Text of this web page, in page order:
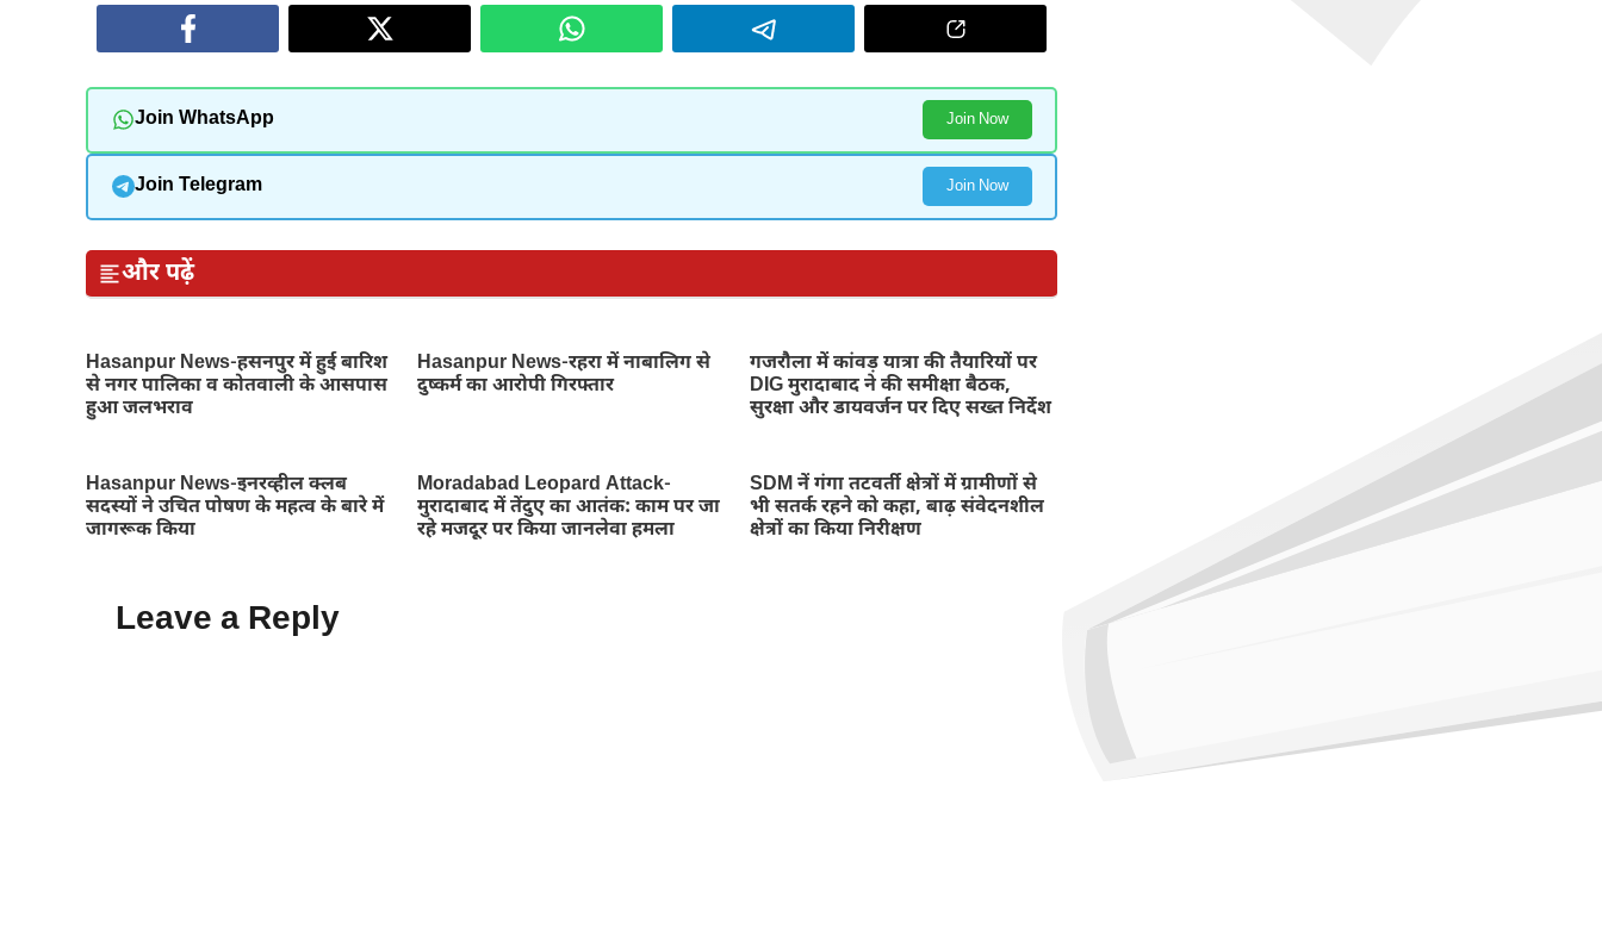
Join WhatsApp Join Now
Join Telegram Join Now
और पढ़ें
Hasanpur News-हसनपुर में हुई बारिश
से नगर पालिका व कोतवाली के आसपास
हुआ जलभराव
Hasanpur News-रहरा में नाबालिग से
दुष्कर्म का आरोपी गिरफ्तार
गजरौला में कांवड़ यात्रा की तैयारियों पर
DIG मुरादाबाद ने की समीक्षा बैठक,
सुरक्षा और डायवर्जन पर दिए सख्त निर्देश
Hasanpur News-इनरव्हील क्लब
सदस्यों ने उचित पोषण के महत्व के बारे में
जागरूक किया
Moradabad Leopard Attack-
मुरादाबाद में तेंदुए का आतंक: काम पर जा
रहे मजदूर पर किया जानलेवा हमला
SDM नें गंगा तटवर्ती क्षेत्रों में ग्रामीणों से
भी सतर्क रहने को कहा, बाढ़ संवेदनशील
क्षेत्रों का किया निरीक्षण
Leave a Reply